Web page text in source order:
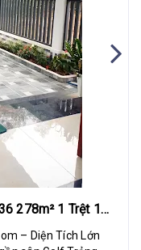
278m² 1 Trệt 1
– Diện Tích Lớn